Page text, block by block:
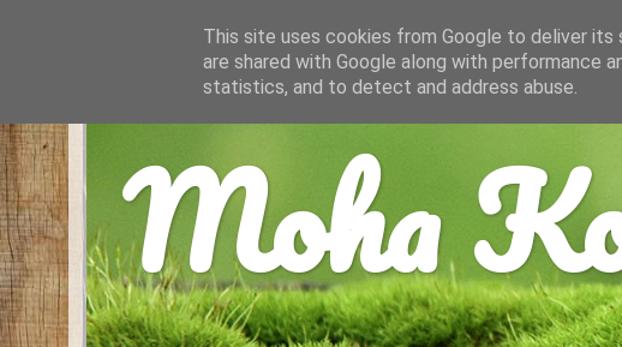
Moha
This site uses cookies from Google to deliver its
are shared with Google along with performance
statistics, and to detect and address abuse.